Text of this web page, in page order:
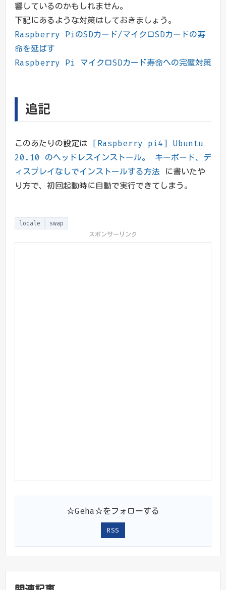
響しているのかもしれません。
下記にあるような対策はしておきましょう。
Raspberry PiのSDカード/マイクロSDカードの寿
命を延ばす
Raspberry Pi マイクロSDカード寿命への完璧対策
追記
このあたりの設定は
[Raspberry pi4] Ubuntu
20.10 のヘッドレスインストール。 キーボード、デ
ィスプレイなしでインストールする方法 に書いたや
り方で、初回起動時に自動で実行できてしまう。
locale
swap
スポンサーリンク
☆Geha☆をフォローする
RSS